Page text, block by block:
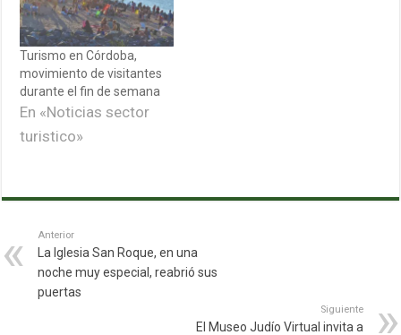
Turismo en Córdoba,
movimiento de visitantes
durante el fin de semana
En «Noticias sector
turistico»
Anterior
La Iglesia San Roque, en una
noche muy especial, reabrió sus
puertas
Siguiente
El Museo Judío Virtual invita a